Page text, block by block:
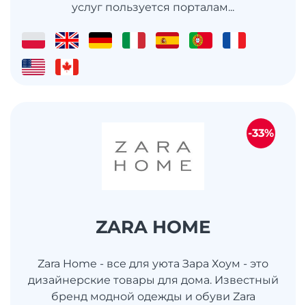
услуг пользуется порталам...
ZARA HOME
Zara Home - все для уюта Зара Хоум - это
дизайнерские товары для дома. Известный
бренд модной одежды и обуви Zara
-33%